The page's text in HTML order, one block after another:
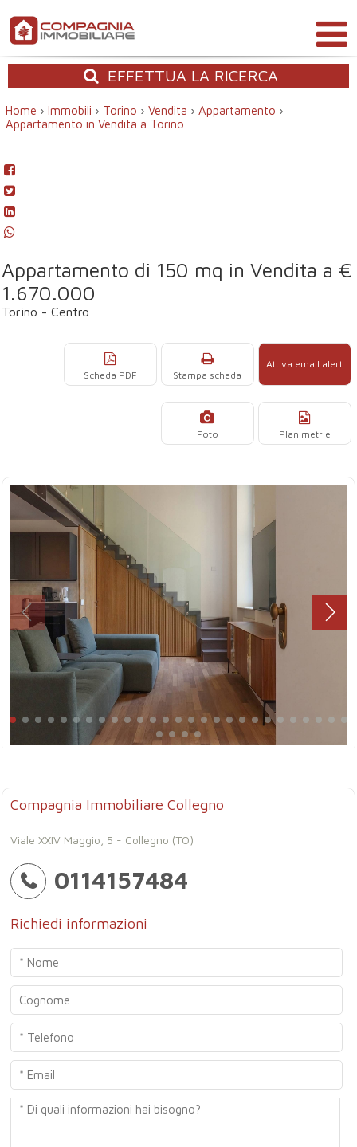
EFFETTUA LA RICERCA
Home › Immobili › Torino › Vendita › Appartamento ›
Appartamento in Vendita a Torino
Appartamento di 150 mq in Vendita a €
1.670.000
Torino - Centro
Attiva email alert
Stampa scheda
Scheda PDF
Planimetrie
Foto
Compagnia Immobiliare Collegno
Viale XXIV Maggio, 5 - Collegno (TO)
0114157484
Richiedi informazioni